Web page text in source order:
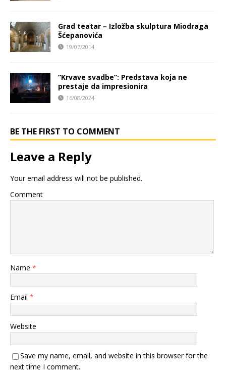
Grad teatar – Izložba skulptura Miodraga
Šćepanovića
19/07/2014
“Krvave svadbe”: Predstava koja ne
prestaje da impresionira
16/08/2024
BE THE FIRST TO COMMENT
Leave a Reply
Your email address will not be published.
Comment
Name *
Email *
Website
Save my name, email, and website in this browser for the
next time I comment.